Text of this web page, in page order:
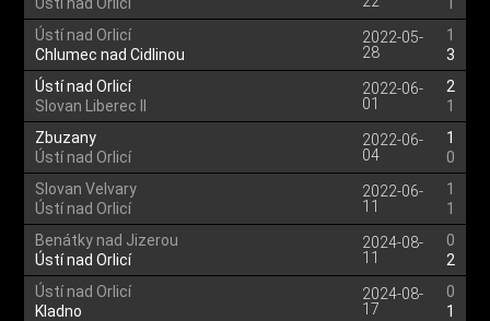
Ústí nad Orlicí
Chlumec nad Cidlinou
2022-05-
28
1
3
Ústí nad Orlicí
Slovan Liberec II
2022-06-
01
2
1
Zbuzany
Ústí nad Orlicí
2022-06-
04
1
0
Slovan Velvary
Ústí nad Orlicí
2022-06-
11
1
1
Benátky nad Jizerou
Ústí nad Orlicí
2024-08-
11
0
2
Ústí nad Orlicí
Kladno
2024-08-
17
0
1